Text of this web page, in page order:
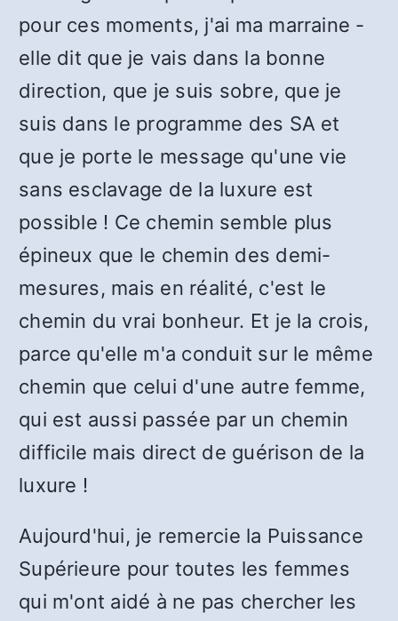
pour ces moments, j'ai ma marraine -
elle dit que je vais dans la bonne
direction, que je suis sobre, que je
suis dans le programme des SA et
que je porte le message qu'une vie
sans esclavage de la luxure est
possible ! Ce chemin semble plus
épineux que le chemin des demi-
mesures, mais en réalité, c'est le
chemin du vrai bonheur. Et je la crois,
parce qu'elle m'a conduit sur le même
chemin que celui d'une autre femme,
qui est aussi passée par un chemin
difficile mais direct de guérison de la
luxure !
Aujourd'hui, je remercie la Puissance
Supérieure pour toutes les femmes
qui m'ont aidé à ne pas chercher les